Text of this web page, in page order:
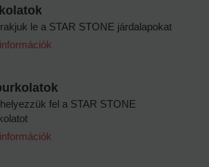
le a STAR STONE járdalapokat
fel a STAR STONE